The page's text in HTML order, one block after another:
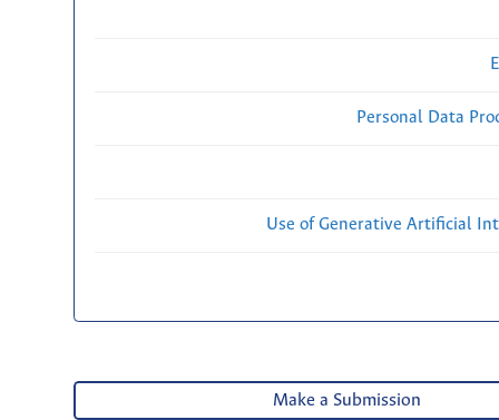
Personal Data
Use of Generative Artificial
Make a Submission